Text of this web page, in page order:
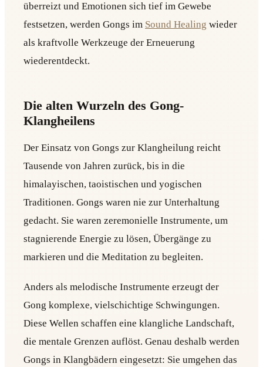
überreizt und Emotionen sich tief im Gewebe
festsetzen, werden Gongs im Sound Healing wieder
als kraftvolle Werkzeuge der Erneuerung
wiederentdeckt.
Die alten Wurzeln des Gong-
Klangheilens
Der Einsatz von Gongs zur Klangheilung reicht
Tausende von Jahren zurück, bis in die
himalayischen, taoistischen und yogischen
Traditionen. Gongs waren nie zur Unterhaltung
gedacht. Sie waren zeremonielle Instrumente, um
stagnierende Energie zu lösen, Übergänge zu
markieren und die Meditation zu begleiten.
Anders als melodische Instrumente erzeugt der
Gong komplexe, vielschichtige Schwingungen.
Diese Wellen schaffen eine klangliche Landschaft,
die mentale Grenzen auflöst. Genau deshalb werden
Gongs in Klangbädern eingesetzt: Sie umgehen das